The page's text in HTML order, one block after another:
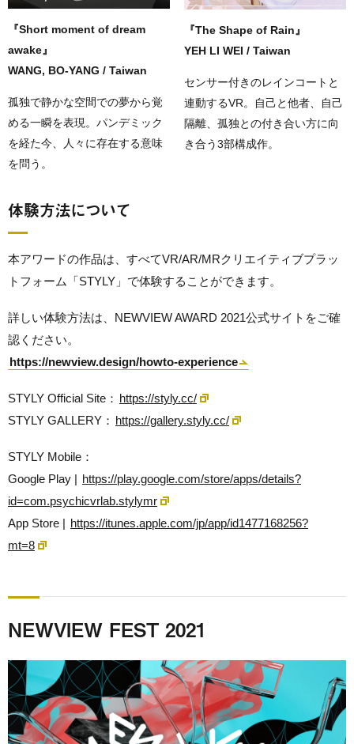
『Short moment of dream
awake』
WANG, BO-YANG / Taiwan
孤独で静かな空間での夢から覚
める一瞬を表現。パンデミック
を経た今、人々に存在する意味
を問う。
『The Shape of Rain』
YEH LI WEI / Taiwan
センサー付きのレインコートと
連動するVR。自己と他者、自己
隔離、孤独との付き合い方に向
き合う3部構成作。
体験方法について
本アワードの作品は、すべてVR/AR/MRクリエイティブプラッ
トフォーム「STYLY」で体験することができます。
詳しい体験方法は、NEWVIEW AWARD 2021公式サイトをご確
認ください。
https://newview.design/howto-experience
STYLY Official Site： https://styly.cc/
STYLY GALLERY： https://gallery.styly.cc/
STYLY Mobile：
Google Play | https://play.google.com/store/apps/details?
id=com.psychicvrlab.stylymr
App Store | https://itunes.apple.com/jp/app/id1477168256?
mt=8
NEWVIEW FEST 2021